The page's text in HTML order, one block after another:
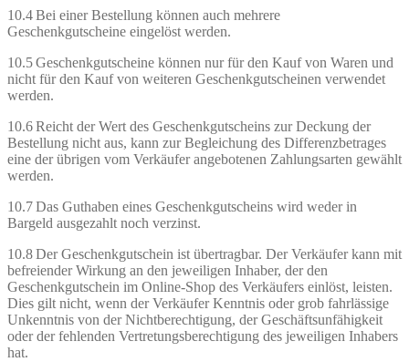
10.4 Bei einer Bestellung können auch mehrere
Geschenkgutscheine eingelöst werden.
10.5 Geschenkgutscheine können nur für den Kauf von Waren und
nicht für den Kauf von weiteren Geschenkgutscheinen verwendet
werden.
10.6 Reicht der Wert des Geschenkgutscheins zur Deckung der
Bestellung nicht aus, kann zur Begleichung des Differenzbetrages
eine der übrigen vom Verkäufer angebotenen Zahlungsarten gewählt
werden.
10.7 Das Guthaben eines Geschenkgutscheins wird weder in
Bargeld ausgezahlt noch verzinst.
10.8 Der Geschenkgutschein ist übertragbar. Der Verkäufer kann mit
befreiender Wirkung an den jeweiligen Inhaber, der den
Geschenkgutschein im Online-Shop des Verkäufers einlöst, leisten.
Dies gilt nicht, wenn der Verkäufer Kenntnis oder grob fahrlässige
Unkenntnis von der Nichtberechtigung, der Geschäftsunfähigkeit
oder der fehlenden Vertretungsberechtigung des jeweiligen Inhabers
hat.